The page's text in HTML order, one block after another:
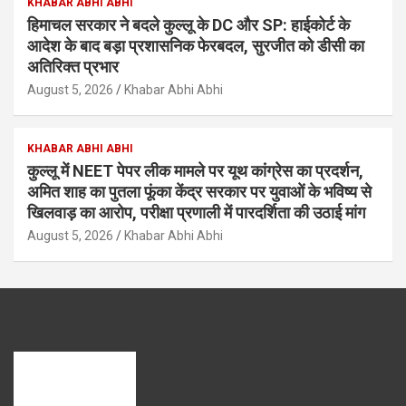
हिमाचल सरकार ने बदले कुल्लू के DC और SP: हाईकोर्ट के
आदेश के बाद बड़ा प्रशासनिक फेरबदल, सुरजीत को डीसी का
अतिरिक्त प्रभार
August 5, 2026 Khabar Abhi Abhi
KHABAR ABHI ABHI
कुल्लू में NEET पेपर लीक मामले पर यूथ कांग्रेस का प्रदर्शन,
अमित शाह का पुतला फूंका केंद्र सरकार पर युवाओं के भविष्य से
खिलवाड़ का आरोप, परीक्षा प्रणाली में पारदर्शिता की उठाई मांग
August 5, 2026 Khabar Abhi Abhi